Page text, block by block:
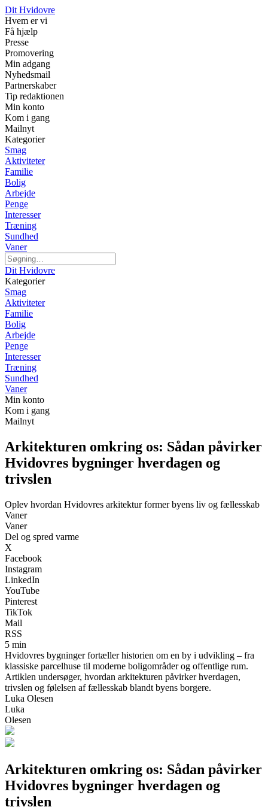
Dit Hvidovre
Hvem er vi
Få hjælp
Presse
Promovering
Min adgang
Nyhedsmail
Partnerskaber
Tip redaktionen
Min konto
Kom i gang
Mailnyt
Kategorier
Smag
Aktiviteter
Familie
Bolig
Arbejde
Penge
Interesser
Træning
Sundhed
Vaner
Dit Hvidovre
Kategorier
Smag
Aktiviteter
Familie
Bolig
Arbejde
Penge
Interesser
Træning
Sundhed
Vaner
Min konto
Kom i gang
Mailnyt
Arkitekturen omkring os: Sådan påvirker
Hvidovres bygninger hverdagen og
trivslen
Oplev hvordan Hvidovres arkitektur former byens liv og fællesskab
Vaner
Vaner
Del og spred varme
X
Facebook
Instagram
LinkedIn
YouTube
Pinterest
TikTok
Mail
RSS
5 min
Hvidovres bygninger fortæller historien om en by i udvikling – fra
klassiske parcelhuse til moderne boligområder og offentlige rum.
Artiklen undersøger, hvordan arkitekturen påvirker hverdagen,
trivslen og følelsen af fællesskab blandt byens borgere.
Luka Olesen
Luka
Olesen
Arkitekturen omkring os: Sådan påvirker
Hvidovres bygninger hverdagen og
trivslen